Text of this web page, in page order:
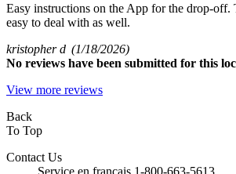
Easy instructions on the App for the drop-off.
easy to deal with as well.
kristopher d (1/18/2026)
No reviews have been submitted for this
View more reviews
Back
To Top
Contact Us
Service en français 1-800-663-5613